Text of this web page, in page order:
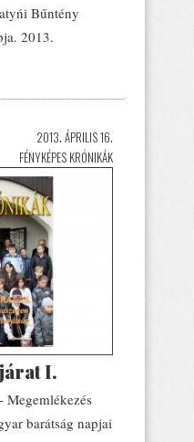
Bűntény
2013.
2013. ÁPRILIS 16.
FÉNYKÉPES KRÓNIKÁK
I.
Megemlékezés
barátság napjai